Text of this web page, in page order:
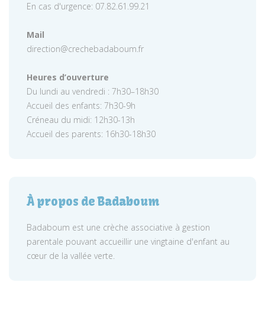
En cas d'urgence: 07.82.61.99.21
Mail
direction@crechebadaboum.fr
Heures d’ouverture
Du lundi au vendredi : 7h30–18h30
Accueil des enfants: 7h30-9h
Créneau du midi: 12h30-13h
Accueil des parents: 16h30-18h30
À propos de Badaboum
Badaboum est une crèche associative à gestion
parentale pouvant accueillir une vingtaine d'enfant au
cœur de la vallée verte.